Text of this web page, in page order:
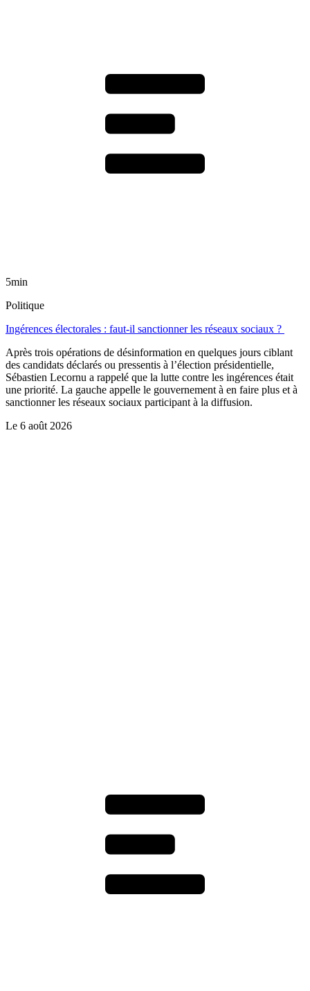
5min
Politique
Ingérences électorales : faut-il sanctionner les réseaux sociaux ?
Après trois opérations de désinformation en quelques jours ciblant
des candidats déclarés ou pressentis à l’élection présidentielle,
Sébastien Lecornu a rappelé que la lutte contre les ingérences était
une priorité. La gauche appelle le gouvernement à en faire plus et à
sanctionner les réseaux sociaux participant à la diffusion.
Le 6 août 2026